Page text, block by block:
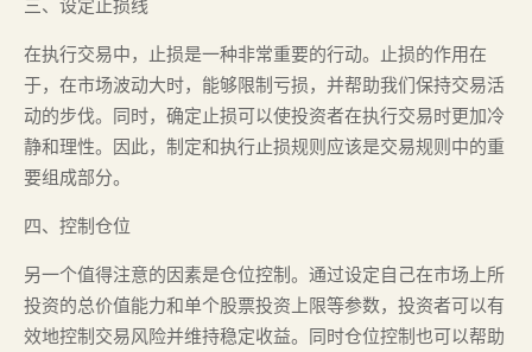
三、设定止损线
在执行交易中，止损是一种非常重要的行动。止损的作用在
于，在市场波动大时，能够限制亏损，并帮助我们保持交易活
动的步伐。同时，确定止损可以使投资者在执行交易时更加冷
静和理性。因此，制定和执行止损规则应该是交易规则中的重
要组成部分。
四、控制仓位
另一个值得注意的因素是仓位控制。通过设定自己在市场上所
投资的总价值能力和单个股票投资上限等参数，投资者可以有
效地控制交易风险并维持稳定收益。同时仓位控制也可以帮助